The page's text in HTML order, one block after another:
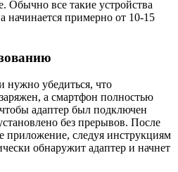
Обычно все такие устройства
начинается примерно от 10-15
нужно убедиться, что
а смартфон полностью
адаптер был подключен
без прерывов. После
приложение, следуя инструкциям
обнаружит адаптер и начнет